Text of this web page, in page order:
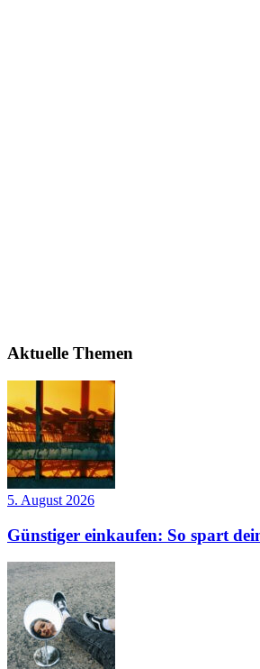
Aktuelle Themen
5. August 2026
Günstiger einkaufen: So spart